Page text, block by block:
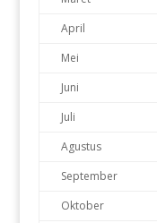
April
Mei
Juni
Juli
Agustus
September
Oktober